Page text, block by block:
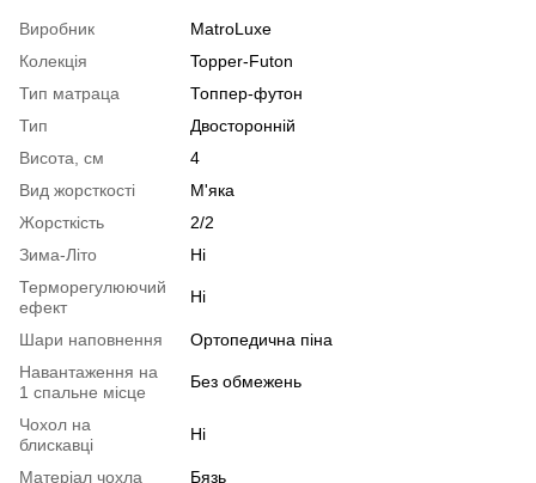
Виробник
MatroLuxe
Колекція
Topper-Futon
Тип матраца
Топпер-футон
Тип
Двосторонній
Висота, см
4
Вид жорсткості
М'яка
Жорсткість
2/2
Зима-Літо
Ні
Терморегулюючий
ефект
Ні
Шари наповнення
Ортопедична піна
Навантаження на
1 спальне місце
Без обмежень
Чохол на
блискавці
Ні
Матеріал чохла Бязь